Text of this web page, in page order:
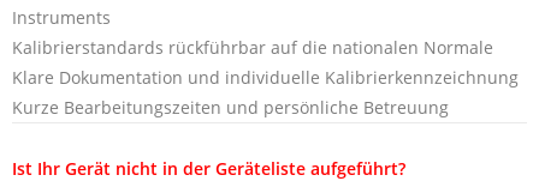
Instruments
Kalibrierstandards rückführbar auf die nationalen Normale
Klare Dokumentation und individuelle Kalibrierkennzeichnung
Kurze Bearbeitungszeiten und persönliche Betreuung
Ist Ihr Gerät nicht in der Geräteliste aufgeführt?